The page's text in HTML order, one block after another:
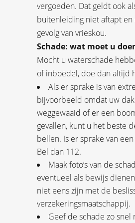
vergoeden. Dat geldt ook
buitenleiding niet aftapt en
gevolg van vrieskou.
Schade: wat moet u
Mocht u waterschade
of inboedel, doe dan altijd
Als er sprake is van
bijvoorbeeld omdat uw
weggewaaid of er een
gevallen, kunt u het beste
bellen. Is er sprake van
Bel dan 112.
Maak foto’s van de
eventueel als bewijs
niet eens zijn met de
verzekeringsmaatschappij.
Geef de schade zo snel